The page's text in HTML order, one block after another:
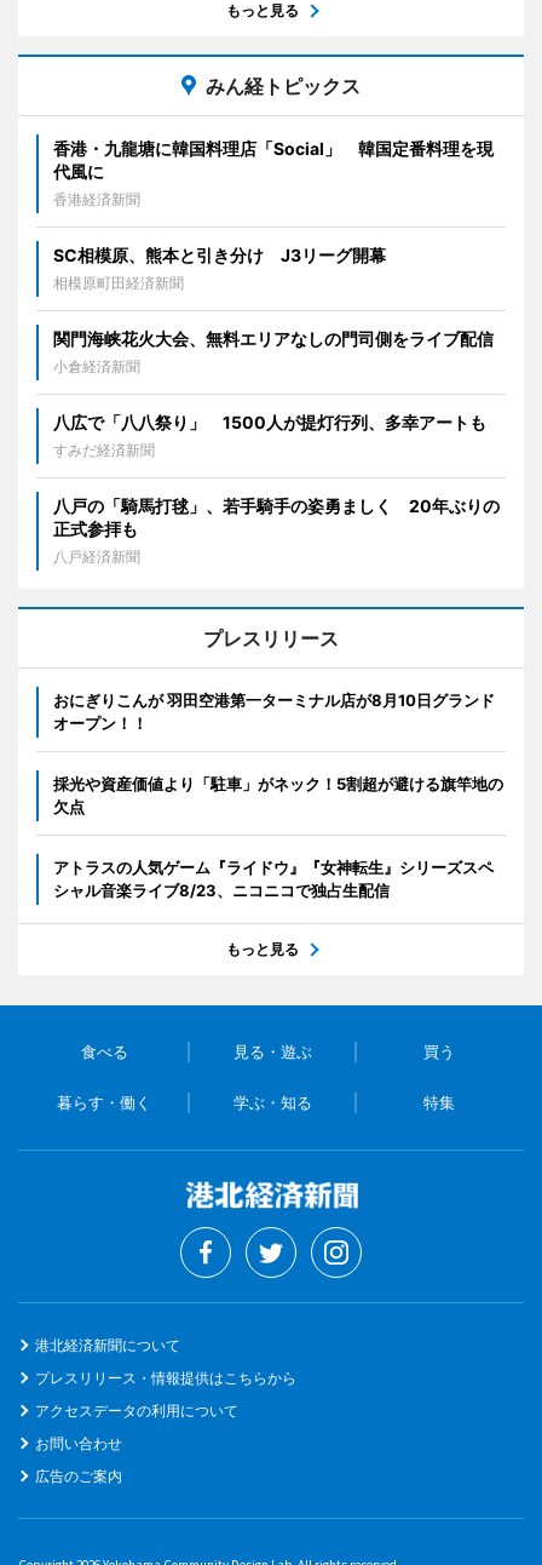
もっと見る
みん経トピックス
香港・九龍塘に韓国料理店「Social」 韓国定番料理を現
代風に
香港経済新聞
SC相模原、熊本と引き分け J3リーグ開幕
相模原町田経済新聞
関門海峡花火大会、無料エリアなしの門司側をライブ配信
小倉経済新聞
八広で「八八祭り」 1500人が提灯行列、多幸アートも
すみだ経済新聞
八戸の「騎馬打毬」、若手騎手の姿勇ましく 20年ぶりの
正式参拝も
八戸経済新聞
プレスリリース
おにぎりこんが 羽田空港第一ターミナル店が8月10日グランド
オープン！！
採光や資産価値より「駐車」がネック！5割超が避ける旗竿地の
欠点
アトラスの人気ゲーム『ライドウ』『女神転生』シリーズスペ
シャル音楽ライブ8/23、ニコニコで独占生配信
もっと見る
食べる 見る・遊ぶ 買う
暮らす・働く 学ぶ・知る 特集
港北経済新聞について
プレスリリース・情報提供はこちらから
アクセスデータの利用について
お問い合わせ
広告のご案内